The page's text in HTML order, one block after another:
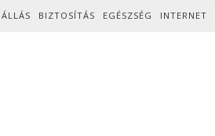
ÁLLÁS BIZTOSÍTÁS EGÉSZSÉG INTERNET